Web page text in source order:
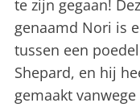
te zijn gegaan!
genaamd Nori is
tussen een
Shepard, en hij
gemaakt